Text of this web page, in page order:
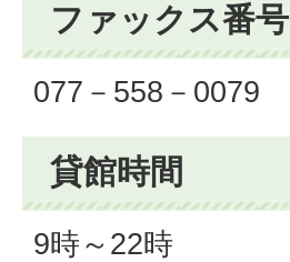
ファックス番号
077－558－0079
貸館時間
9時～22時